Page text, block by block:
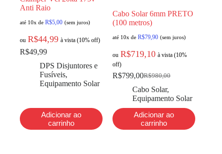
Anti Raio
até 10x de R$5,00 (sem juros)
ou R$44,99 à vista (10% off)
R$49,99
DPS Disjuntores e
Fusíveis,
Equipamento Solar
Adicionar ao
carrinho
Cabo Solar 6mm PRETO
(100 metros)
até 10x de R$79,90 (sem juros)
ou R$719,10 à vista (10%
off)
R$980,00
R$799,00
Cabo Solar,
Equipamento Solar
Adicionar ao
carrinho